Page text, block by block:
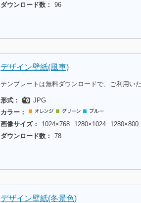
ダウンロード数：
96
デザイン壁紙(風車)
テンプレートは無料ダウンロードで、ご利用い
形式：
JPG
カラー：
画像サイズ：
1024×768 1280×1024
1280×800
ダウンロード数：
78
デザイン壁紙(冬景色)